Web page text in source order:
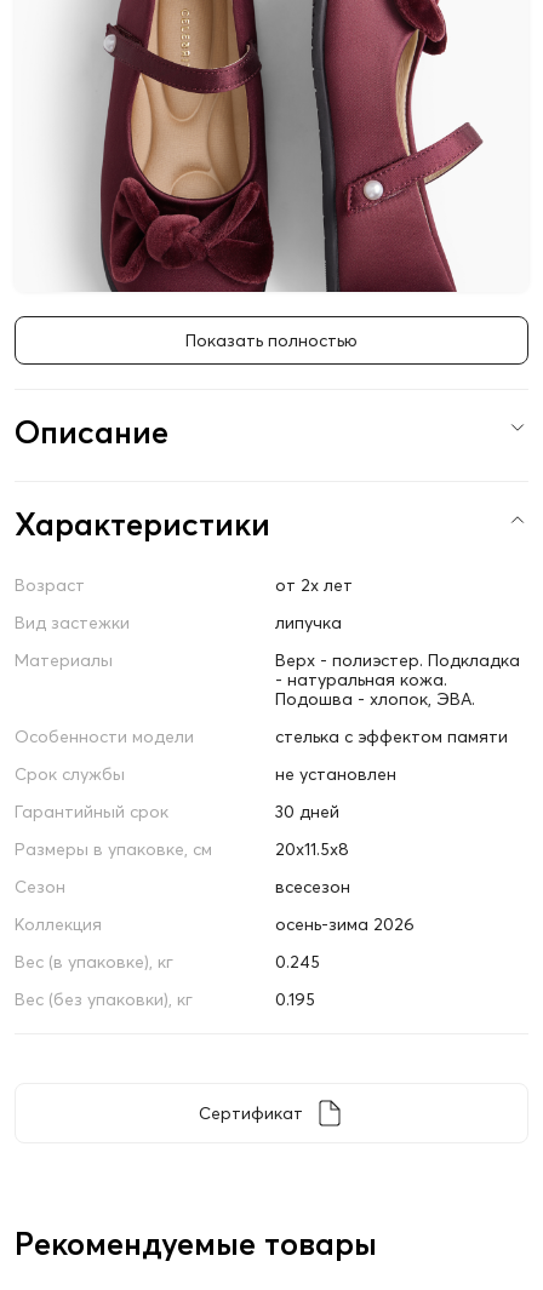
Показать полностью
Описание
Характеристики
Возраст
от 2х лет
Вид застежки
липучка
Материалы
Верх - полиэстер. Подкладка
- натуральная кожа.
Подошва - хлопок, ЭВА.
Особенности модели
стелька с эффектом памяти
Срок службы
не установлен
Гарантийный срок
30 дней
Размеры в упаковке, см
20х11.5х8
Сезон
всесезон
Коллекция
осень-зима 2026
Вес (в упаковке), кг
0.245
Вес (без упаковки), кг
0.195
Сертификат
Рекомендуемые товары